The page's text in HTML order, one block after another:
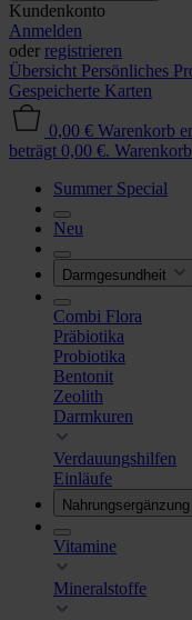
Kundenkonto
Anmelden
oder registrieren
Übersicht Persönliches
Gespeicherte Karten
0,00 € Warenkorb
beträgt 0,00 €. Warenkorb
Summer Special
Neu
Darmgesundheit
Combi Flora
Präbiotika
Probiotika
Bentonit
Zeolith
Darmkuren
Verdauungshilfen
Einläufe
Nahrungsergänzung
Vitamine
Mineralstoffe